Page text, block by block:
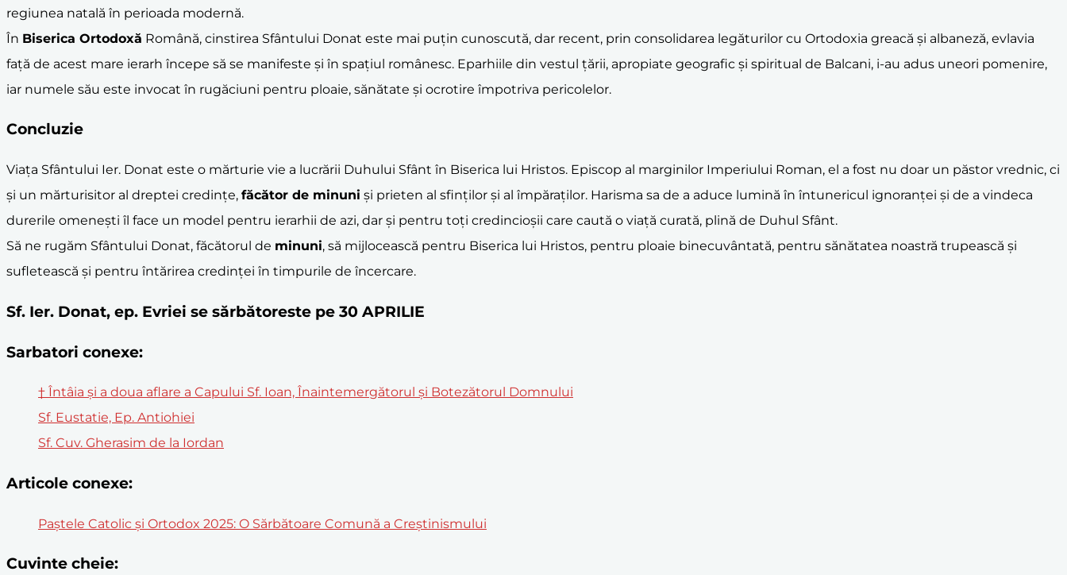
regiunea natală în perioada modernă.
În Biserica Ortodoxă Română, cinstirea Sfântului Donat este mai puțin cunoscută, dar recent, prin consolidarea legăturilor cu Ortodoxia greacă și albaneză, evlavia
față de acest mare ierarh începe să se manifeste și în spațiul românesc. Eparhiile din vestul țării, apropiate geografic și spiritual de Balcani, i-au adus uneori pomenire,
iar numele său este invocat în rugăciuni pentru ploaie, sănătate și ocrotire împotriva pericolelor.
Concluzie
Viața Sfântului Ier. Donat este o mărturie vie a lucrării Duhului Sfânt în Biserica lui Hristos. Episcop al marginilor Imperiului Roman, el a fost nu doar un păstor vrednic, ci
și un mărturisitor al dreptei credințe, făcător de minuni și prieten al sfinților și al împăraților. Harisma sa de a aduce lumină în întunericul ignoranței și de a vindeca
durerile omenești îl face un model pentru ierarhii de azi, dar și pentru toți credincioșii care caută o viață curată, plină de Duhul Sfânt.
Să ne rugăm Sfântului Donat, făcătorul de minuni, să mijlocească pentru Biserica lui Hristos, pentru ploaie binecuvântată, pentru sănătatea noastră trupească și
sufletească și pentru întărirea credinței în timpurile de încercare.
Sf. Ier. Donat, ep. Evriei se sărbătoreste pe 30 APRILIE
Sarbatori conexe:
† Întâia și a doua aflare a Capului Sf. Ioan, Înaintemergătorul și Botezătorul Domnului
Sf. Eustatie, Ep. Antiohiei
Sf. Cuv. Gherasim de la Iordan
Articole conexe:
Paștele Catolic și Ortodox 2025: O Sărbătoare Comună a Creștinismului
Cuvinte cheie: